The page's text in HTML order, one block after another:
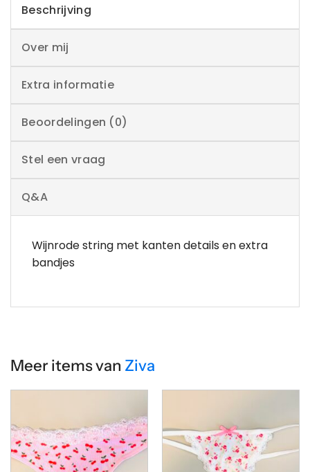
Beschrijving
Over mij
Extra informatie
Beoordelingen (0)
Stel een vraag
Q&A
Wijnrode string met kanten details en extra
bandjes
Meer items van Ziva